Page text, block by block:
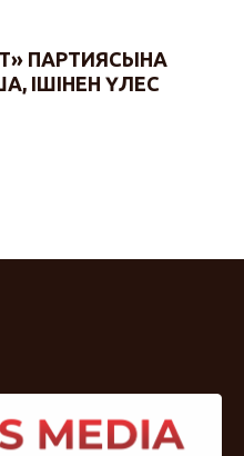
ПАРТИЯСЫНА
ІШІНЕН ҮЛЕС